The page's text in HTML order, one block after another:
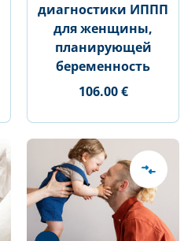
диагностики ИППП
для женщины,
планирующей
беременность
106.00 €